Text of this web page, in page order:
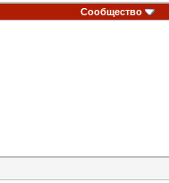
Сообщество